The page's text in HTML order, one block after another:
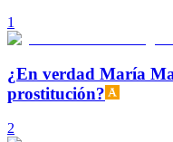
1
¿En verdad María
prostitución?
2